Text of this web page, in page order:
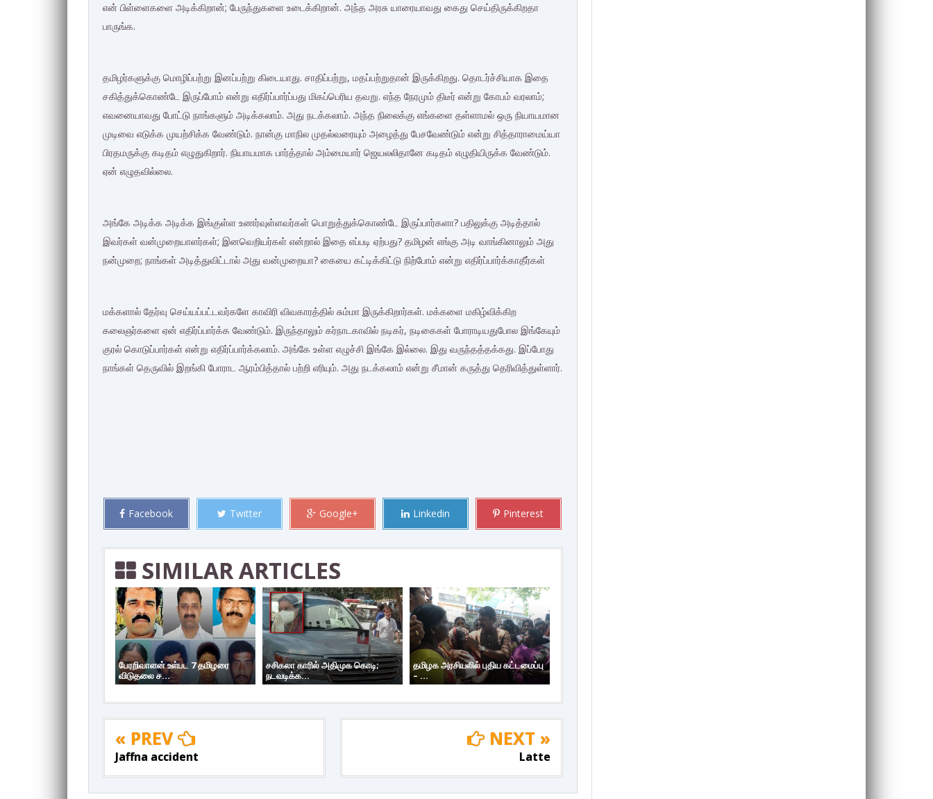
என் பிள்ளைகளை அடிக்கிறான்; பேருந்துகளை உடைக்கிறான். அந்த அரசு யாரையாவது கைது செய்திருக்கிறதா
பாருங்க.
தமிழர்களுக்கு மொழிப்பற்று இனப்பற்று கிடையாது. சாதிப்பற்று, மதப்பற்றுதான் இருக்கிறது. தொடர்ச்சியாக இதை
சகித்துக்கொண்டே இருப்போம் என்று எதிர்ப்பார்ப்பது மிகப்பெரிய தவறு. எந்த நேரமும் திடீர் என்று கோபம் வரலாம்;
எவனையாவது போட்டு நாங்களும் அடிக்கலாம். அது நடக்கலாம். அந்த நிலைக்கு எங்களை தள்ளாமல் ஒரு நியாயமான
முடிவை எடுக்க முயற்சிக்க வேண்டும். நான்கு மாநில முதல்வரையும் அழைத்து பேசவேண்டும் என்று சித்தாராமைய்யா
பிரதமருக்கு கடிதம் எழுதுகிறார். நியாயமாக பார்த்தால் அம்மையார் ஜெயலலிதானே கடிதம் எழுதியிருக்க வேண்டும்.
ஏன் எழுதவில்லை.
அங்கே அடிக்க அடிக்க இங்குள்ள உணர்வுள்ளவர்கள் பொறுத்துக்கொண்டே இருப்பார்களா? பதிலுக்கு அடித்தால்
இவர்கள் வன்முறையாளர்கள்; இனவெறியர்கள் என்றால் இதை எப்படி ஏற்பது? தமிழன் எங்கு அடி வாங்கினாலும் அது
நன்முறை; நாங்கள் அடித்துவிட்டால் அது வன்முறையா? கையை கட்டிக்கிட்டு நிற்போம் என்று எதிர்ப்பார்க்காதீர்கள்
மக்களால் தேர்வு செய்யப்பட்டவர்களே காவிரி விவகாரத்தில் சும்மா இருக்கிறார்கள். மக்களை மகிழ்விக்கிற
கலைஞர்களை ஏன் எதிர்ப்பார்க்க வேண்டும். இருந்தாலும் கர்நாடகாவில் நடிகர், நடிகைகள் போராடியதுபோல இங்கேயும்
குரல் கொடுப்பார்கள் என்று எதிர்ப்பார்க்கலாம். அங்கே உள்ள எழுச்சி இங்கே இல்லை. இது வருந்தத்தக்கது. இப்போது
நாங்கள் தெருவில் இறங்கி போராட ஆரம்பித்தால் பற்றி எரியும். அது நடக்கலாம் என்று சீமான் கருத்து தெரிவித்துள்ளார்.
Facebook Twitter Google+ Linkedin Pinterest
SIMILAR ARTICLES
பேரறிவாளன் உள்பட 7 தமிழரை
விடுதலை ச...
சசிகலா காரில் அதிமுக கொடி;
நடவடிக்க...
தமிழக அரசியலில் புதிய கட்டமைப்பு
– ...
« PREV
Jaffna accident
NEXT »
Latte